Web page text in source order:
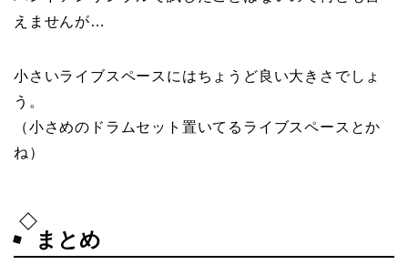
えませんが…
小さいライブスペースにはちょうど良い大きさでしょ
う。
（小さめのドラムセット置いてるライブスペースとか
ね）
まとめ